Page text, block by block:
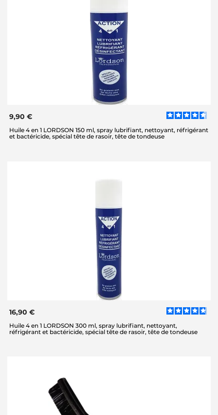
9,90 €
Huile 4 en 1 LORDSON 150 ml, spray lubrifiant, nettoyant, réfrigérant
et bactéricide, spécial tête de rasoir, tête de tondeuse
16,90 €
Huile 4 en 1 LORDSON 300 ml, spray lubrifiant, nettoyant,
réfrigérant et bactéricide, spécial tête de rasoir, tête de tondeuse